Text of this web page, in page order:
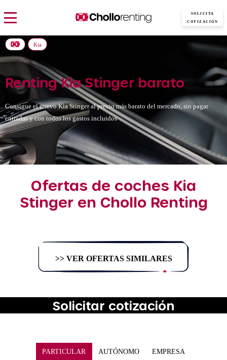
SOLICITA
COTIZACIÓN
Renting Kia Stinger barato
Consigue el nuevo Kia Stinger al precio más barato del mercado, sin pagar
entradas y con todos los gastos incluidos
Kia
Ofertas de coches Kia
Stinger en Chollo Renting
>> VER OFERTAS SIMILARES
Solicitar cotización
PARTICULAR AUTÓNOMO EMPRESA